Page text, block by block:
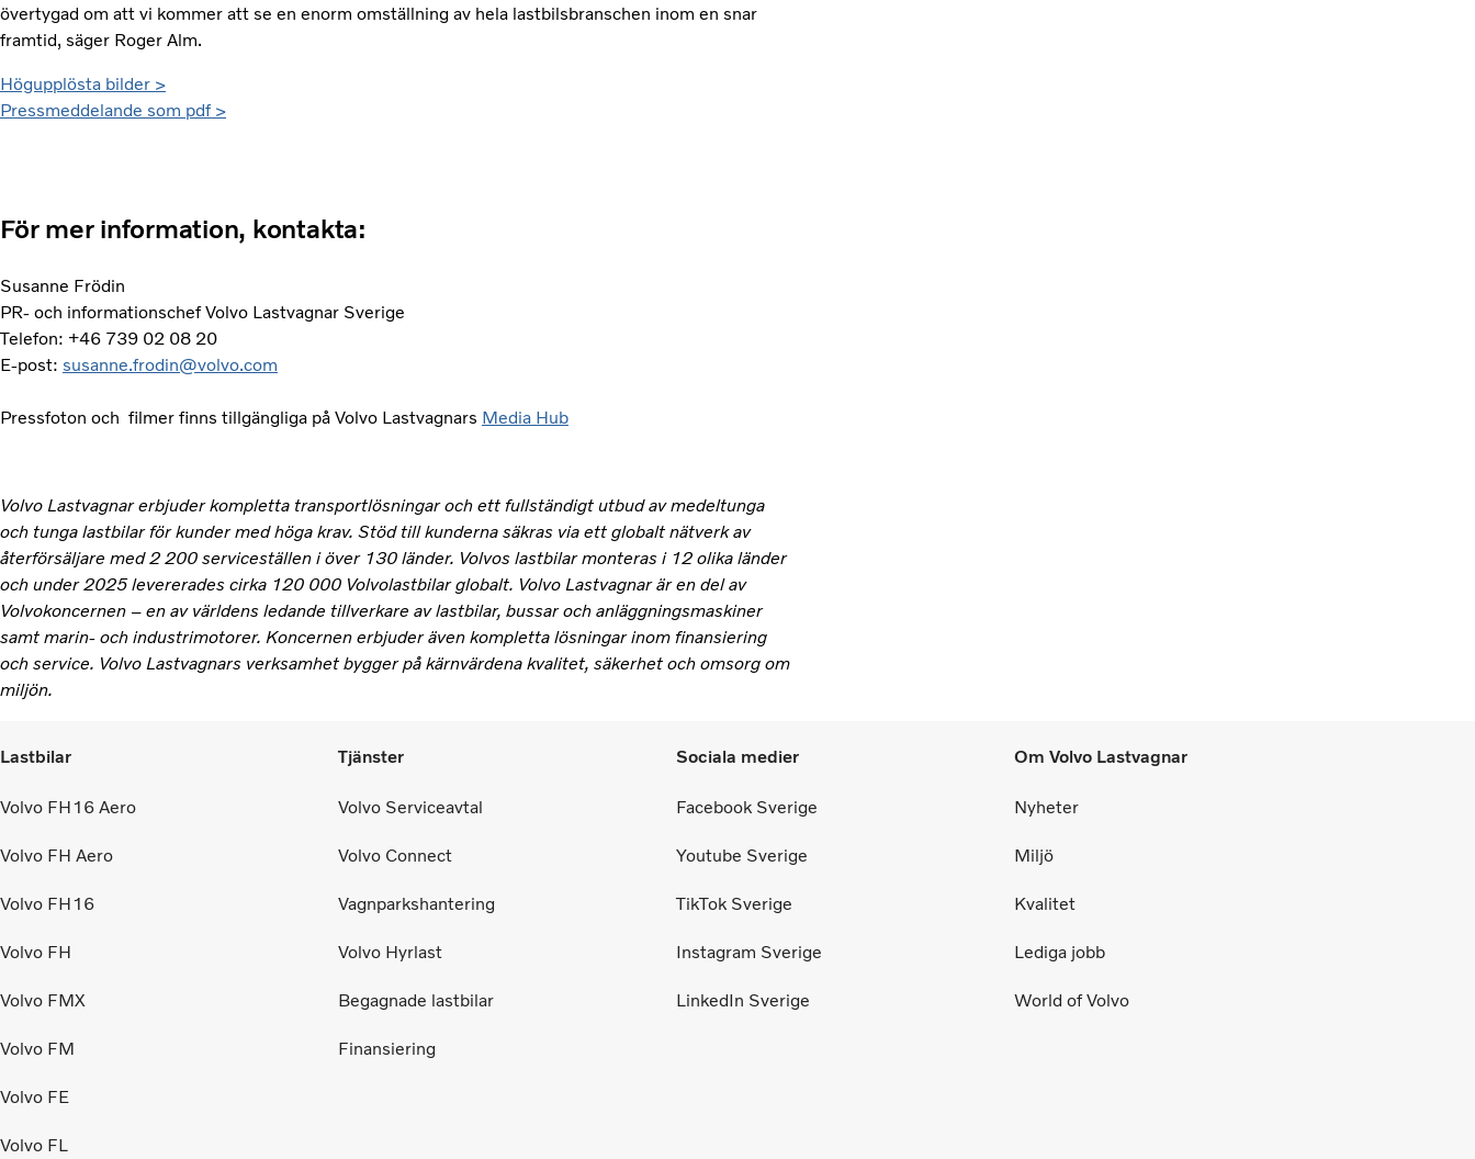
övertygad om att vi kommer att se en enorm omställning av hela lastbilsbranschen inom en snar
framtid, säger Roger Alm.
Högupplösta bilder >
Pressmeddelande som pdf >
För mer information, kontakta:
Susanne Frödin
PR- och informationschef Volvo Lastvagnar Sverige
Telefon: +46 739 02 08 20
E-post: susanne.frodin@volvo.com
Pressfoton och filmer finns tillgängliga på Volvo Lastvagnars Media Hub
Volvo Lastvagnar erbjuder kompletta transportlösningar och ett fullständigt utbud av medeltunga
och tunga lastbilar för kunder med höga krav. Stöd till kunderna säkras via ett globalt nätverk av
återförsäljare med 2 200 serviceställen i över 130 länder. Volvos lastbilar monteras i 12 olika länder
och under 2025 levererades cirka 120 000 Volvolastbilar globalt. Volvo Lastvagnar är en del av
Volvokoncernen – en av världens ledande tillverkare av lastbilar, bussar och anläggningsmaskiner
samt marin- och industrimotorer. Koncernen erbjuder även kompletta lösningar inom finansiering
och service. Volvo Lastvagnars verksamhet bygger på kärnvärdena kvalitet, säkerhet och omsorg om
miljön.
Lastbilar
Volvo FH16 Aero
Volvo FH Aero
Volvo FH16
Volvo FH
Volvo FMX
Volvo FM
Volvo FE
Volvo FL
Tjänster
Volvo Serviceavtal
Volvo Connect
Vagnparkshantering
Volvo Hyrlast
Begagnade lastbilar
Finansiering
Sociala medier
Facebook Sverige
Youtube Sverige
TikTok Sverige
Instagram Sverige
LinkedIn Sverige
Om Volvo Lastvagnar
Nyheter
Miljö
Kvalitet
Lediga jobb
World of Volvo